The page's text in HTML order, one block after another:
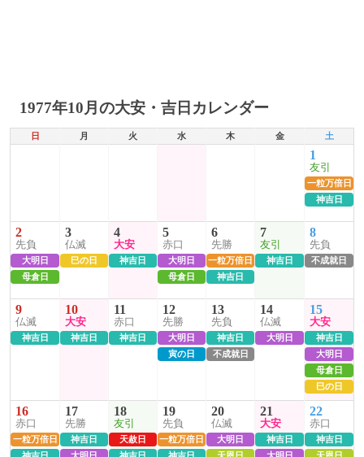
1977年10月の大安・吉日カレンダー
日 月 火 水 木 金 土
1
友引
一粒万倍日
神吉日
2
先負
大明日
母倉日
3
仏滅
巳の日
4
大安
神吉日
5
赤口
大明日
母倉日
6
先勝
一粒万倍日
神吉日
7
友引
神吉日
8
先負
不成就日
9
仏滅
神吉日
10
大安
神吉日
11
赤口
神吉日
12
先勝
大明日
寅の日
13
先負
神吉日
不成就日
14
仏滅
大明日
15
大安
神吉日
大明日
母倉日
巳の日
16
赤口
一粒万倍日
17
先勝
神吉日
18
友引
天赦日
19
先負
一粒万倍日
20
仏滅
大明日
21
大安
神吉日
22
赤口
神吉日